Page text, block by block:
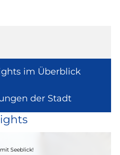
im Überblick
der Stadt
Seeblick!